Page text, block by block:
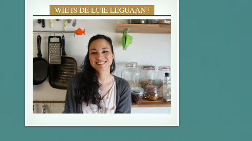
WIE IS DE LUIE LEGUAAN?